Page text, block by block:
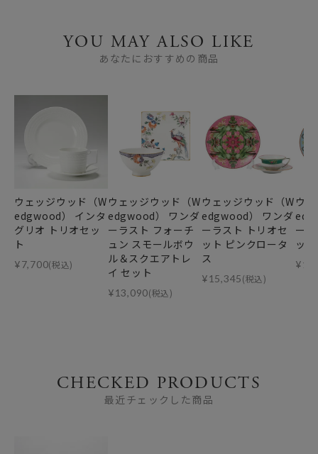
YOU MAY ALSO LIKE
あなたにおすすめの商品
ウェッジウッド（W
edgwood） インタ
グリオ トリオセッ
ト
¥7,700(税込)
ウェッジウッド（W
edgwood） ワンダ
ーラスト フォーチ
ュン スモールボウ
ル＆スクエアトレ
イ セット
¥13,090(税込)
ウェッジウッド（W
edgwood） ワンダ
ーラスト トリオセ
ット ピンクロータ
ス
¥15,345(税込)
ウ
ー
ッ
¥
CHECKED PRODUCTS
最近チェックした商品